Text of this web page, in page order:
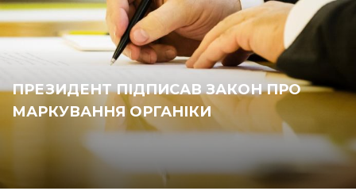
ПРЕЗИДЕНТ ПІДПИСАВ ЗАКОН ПРО
МАРКУВАННЯ ОРГАНІКИ